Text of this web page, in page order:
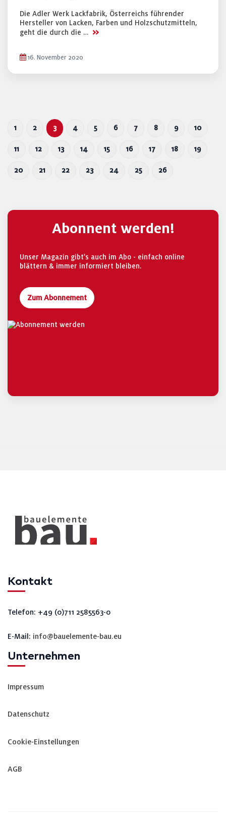
Die Adler Werk Lackfabrik, Österreichs führender
Hersteller von Lacken, Farben und Holzschutzmitteln,
geht die durch die … >>
16. November 2020
1 2 3 4 5 6 7 8 9 10
11 12 13 14 15 16 17 18 19
20 21 22 23 24 25 26
Abonnent werden!
Unser Magazin gibt's auch im Abo - einfach online
blättern & immer informiert bleiben.
Zum Abonnement
Kontakt
Telefon: +49 (0)711 2585563-0
E-Mail: info@bauelemente-bau.eu
Unternehmen
Impressum
Datenschutz
Cookie-Einstellungen
AGB